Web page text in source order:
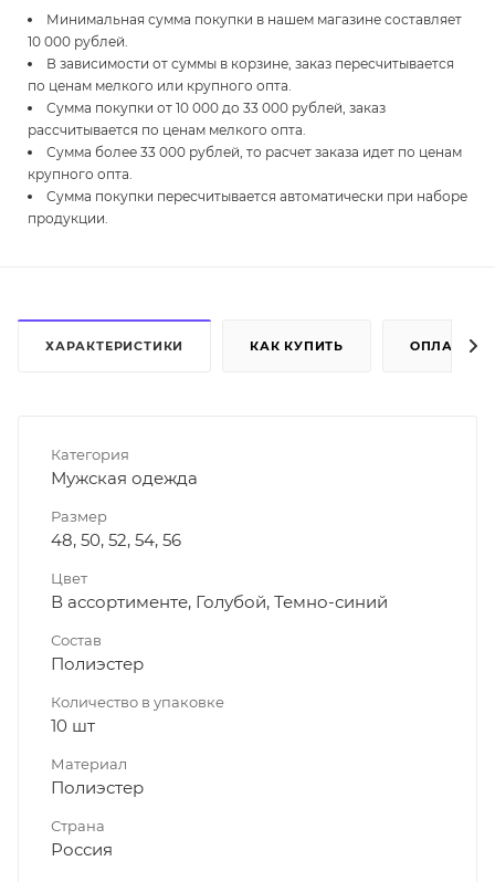
Минимальная сумма покупки в нашем магазине составляет
10 000 рублей.
В зависимости от суммы в корзине, заказ пересчитывается
по ценам мелкого или крупного опта.
Сумма покупки от 10 000 до 33 000 рублей, заказ
рассчитывается по ценам мелкого опта.
Сумма более 33 000 рублей, то расчет заказа идет по ценам
крупного опта.
Сумма покупки пересчитывается автоматически при наборе
продукции.
ХАРАКТЕРИСТИКИ КАК КУПИТЬ ОПЛАТА
Категория
Мужская одежда
Размер
48, 50, 52, 54, 56
Цвет
В ассортименте, Голубой, Темно-синий
Состав
Полиэстер
Количество в упаковке
10 шт
Материал
Полиэстер
Страна
Россия